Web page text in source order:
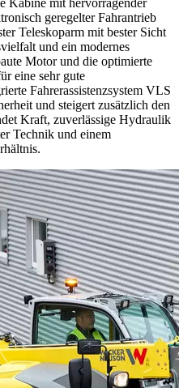
geregelter Fahrantrieb
Teleskoparm mit bester Sicht
und ein modernes
Motor und die optimierte
eine sehr gute
Fahrerassistenzsystem VLS
und steigert zusätzlich den
Kraft, zuverlässige Hydraulik
Technik und einem